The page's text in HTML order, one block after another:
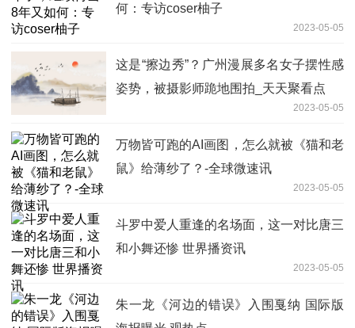
何：专访coser柚子
2023-05-05
这是“擦边秀”？广州漫展多名女子摆性感
姿势，被摄影师跪地围拍_天天聚看点
2023-05-05
万物皆可跑的AI画图，怎么就被《猫和老
鼠》给薄纱了？-全球微速讯
2023-05-05
斗罗中爱人重逢的名场面，这一对比唐三
和小舞还惨 世界播资讯
2023-05-05
朱一龙《河边的错误》入围戛纳 国际版